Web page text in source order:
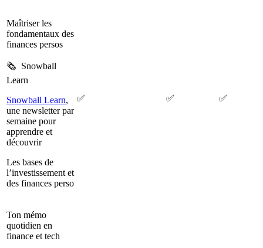
Maîtriser les
fondamentaux des
finances persos
🗞️ Snowball
Learn
Snowball Learn,
une newsletter par
semaine pour
apprendre et
découvrir
Les bases de
l’investissement et
des finances perso
✅ ✅ ✅
Ton mémo
quotidien en
finance et tech